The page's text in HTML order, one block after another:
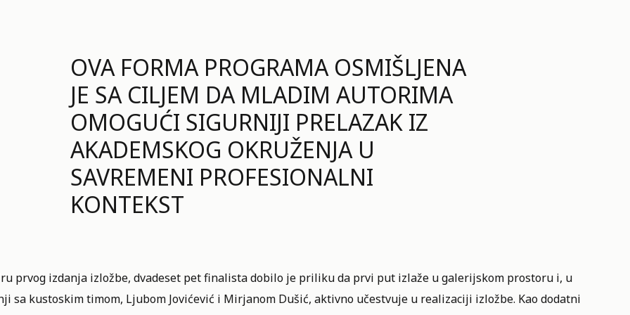
OVA FORMA PROGRAMA OSMIŠLJENA
JE SA CILJEM DA MLADIM AUTORIMA
OMOGUĆI SIGURNIJI PRELAZAK IZ
AKADEMSKOG OKRUŽENJA U
SAVREMENI PROFESIONALNI
KONTEKST
prvog izdanja izložbe, dvadeset pet finalista dobilo je priliku da prvi put izlaže u galerijskom prostoru i, u
sa kustoskim timom, Ljubom Jovićević i Mirjanom Dušić, aktivno učestvuje u realizaciji izložbe. Kao dodatni